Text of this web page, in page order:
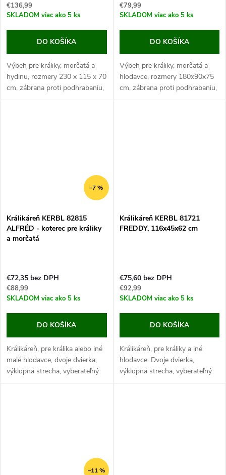
€136,99
SKLADOM viac ako 5 ks
DO KOŠÍKA
Výbeh pre králiky, morčatá a
hydinu, rozmery 230 x 115 x 70
cm, zábrana proti podhrabaniu,
jednoduchá montáž,
€79,99
SKLADOM viac ako 5 ks
DO KOŠÍKA
Výbeh pre králiky, morčatá a
hlodavce, rozmery 180x90x75
cm, zábrana proti podhrabaniu,
jednoduchá montáž,
–7 %
Králikáreň KERBL 82815
ALFRÉD - koterec pre králiky
a morčatá
€72,35 bez DPH
€88,99
SKLADOM viac ako 5 ks
DO KOŠÍKA
Králikáreň, pre králika alebo iné
malé hlodavce, dvoje dvierka,
výklopná strecha, vyberateľný
trusník pre ľahké
Králikáreň KERBL 81721
FREDDY, 116x45x62 cm
€75,60 bez DPH
€92,99
SKLADOM viac ako 5 ks
DO KOŠÍKA
Králikáreň, pre králiky a iné
hlodavce. Dvoje dvierka,
výklopná strecha, vyberateľný
trusník na ľahké čistenie,
–11 %